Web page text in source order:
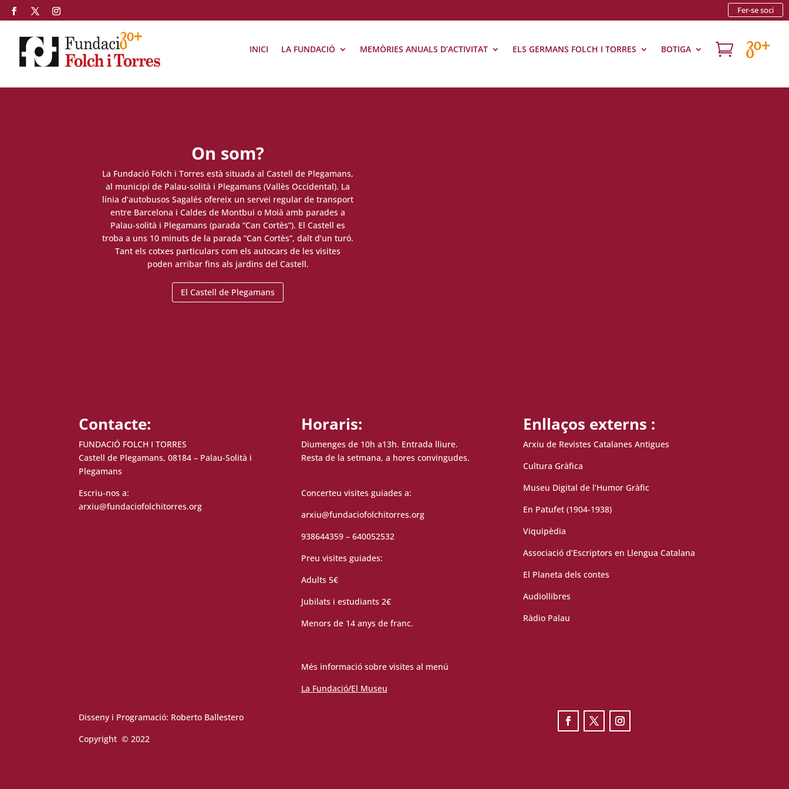
Fer-se soci
INICI LA FUNDACIÓ MEMÒRIES ANUALS D’ACTIVITAT ELS GERMANS FOLCH I TORRES BOTIGA 
On som?
La Fundació Folch i Torres està situada al Castell de Plegamans,
al municipi de Palau-solità i Plegamans (Vallès Occidental). La
línia d’autobusos Sagalés ofereix un servei regular de transport
entre Barcelona i Caldes de Montbui o Moià amb parades a
Palau-solità i Plegamans (parada “Can Cortès”). El Castell es
troba a uns 10 minuts de la parada “Can Cortès”, dalt d’un turó.
Tant els cotxes particulars com els autocars de les visites
poden arribar fins als jardins del Castell.
El Castell de Plegamans
Contacte:
FUNDACIÓ FOLCH I TORRES
Castell de Plegamans, 08184 – Palau-Solità i
Plegamans
Escriu-nos a:
arxiu@fundaciofolchitorres.org
Horaris:
Diumenges de 10h a13h. Entrada lliure.
Resta de la setmana, a hores convingudes.
Concerteu visites guiades a:
arxiu@fundaciofolchitorres.org
938644359 – 640052532
Preu visites guiades:
Adults 5€
Jubilats i estudiants 2€
Menors de 14 anys de franc.
Més informació sobre visites al menú
La Fundació/El Museu
Enllaços externs :
Arxiu de Revistes Catalanes Antigues
Cultura Gràfica
Museu Digital de l’Humor Gràfic
En Patufet (1904-1938)
Viquipèdia
Associació d’Escriptors en Llengua Catalana
El Planeta dels contes
Audiollibres
Ràdio Palau
Disseny i Programació: Roberto Ballestero
Copyright © 2022